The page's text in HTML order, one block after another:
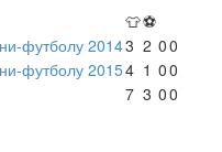
👕⚽
футболу 20143 2 00
футболу 20154 1 00
7 3 00